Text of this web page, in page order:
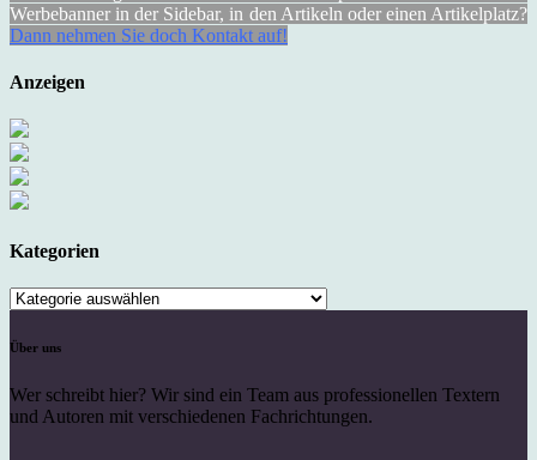
Werbebanner in der Sidebar, in den Artikeln oder einen Artikelplatz?
Dann nehmen Sie doch Kontakt auf!
Anzeigen
Kategorien
Kategorien
Über uns
Wer schreibt hier? Wir sind ein Team aus professionellen Textern
und Autoren mit verschiedenen Fachrichtungen.